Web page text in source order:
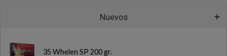
Nuevos
35 Whelen SP 200 gr.